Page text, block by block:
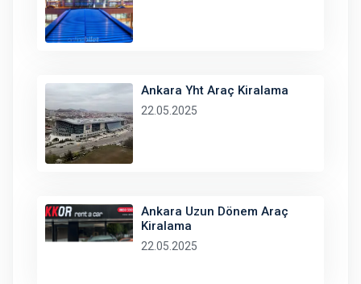
Ankara Yht Araç Kiralama
22.05.2025
Ankara Uzun Dönem Araç
Kiralama
22.05.2025